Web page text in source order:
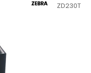
ZD230T